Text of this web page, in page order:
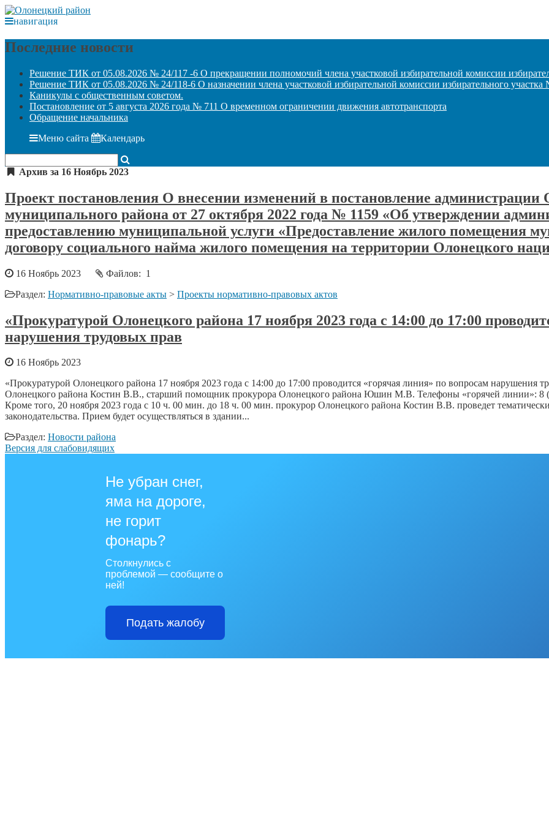
навигация
Последние новости
Решение ТИК от 05.08.2026 № 24/117 -6 О прекращении полномочий члена участковой избирательной комиссии
Решение ТИК от 05.08.2026 № 24/118-6 О назначении члена участковой избирательной комиссии избирательного участка
Каникулы с общественным советом.
Постановление от 5 августа 2026 года № 711 О временном ограничении движения автотранспорта
Обращение начальника
Меню сайта Календарь
Архив за 16 Ноябрь 2023
Проект постановления О внесении изменений в постановление администрации
муниципального района от 27 октября 2022 года № 1159 «Об утверждении
предоставлению муниципальной услуги «Предоставление жилого помещения
договору социального найма жилого помещения на территории Олонецкого
16 Ноябрь 2023
Файлов: 1
Раздел: Нормативно-правовые акты > Проекты нормативно-правовых актов
«Прокуратурой Олонецкого района 17 ноября 2023 года с 14:00 до 17:00
нарушения трудовых прав
16 Ноябрь 2023
«Прокуратурой Олонецкого района 17 ноября 2023 года с 14:00 до 17:00 проводится «горячая линия» по вопросам
Олонецкого района Костин В.В., старший помощник прокурора Олонецкого района Юшин М.В. Телефоны «горячей линии»: 8
Кроме того, 20 ноября 2023 года с 10 ч. 00 мин. до 18 ч. 00 мин. прокурор Олонецкого района Костин В.В. проведет
законодательства. Прием будет осуществляться в здании...
Раздел: Новости района
Версия для слабовидящих
Не убран снег,
яма на дороге,
не горит
фонарь?
Столкнулись с
проблемой — сообщите о
ней!
Подать жалобу